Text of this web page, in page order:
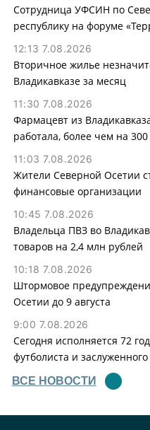
Сотрудница УФСИН по
республику на форуме
12:13 7.08.2026
Вторичное жилье
Владикавказе за месяц
11:30 7.08.2026
Фармацевт из
работала, более чем на
11:03 7.08.2026
Жители Северной Осетии
финансовые организации
10:45 7.08.2026
Владельца ПВЗ во
товаров на 2,4 млн рублей
10:18 7.08.2026
Штормовое
Осетии до 9 августа
9:00 7.08.2026
Сегодня исполняется 72
футболиста и
ВСЕ НОВОСТИ